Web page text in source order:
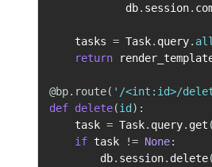
            db
. session.
    tasks
= Task. query. all
return
@bp. route( '/<int:id>/
def delete(id ) :
    task
= Task. query. get (
if task != None:
        db
. session. delete(